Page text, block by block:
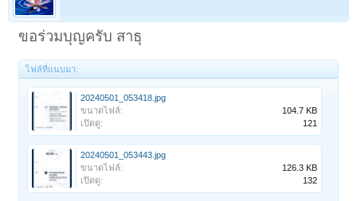
ขอร่วมบุญครับ สาธุ
ไฟล์ที่แนบมา:
20240501_053418.jpg
ขนาดไฟล์:
104.7 KB
เปิดดู:
121
20240501_053443.jpg
ขนาดไฟล์:
126.3 KB
เปิดดู:
132